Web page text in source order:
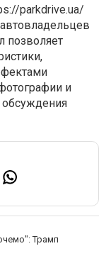
parkdrive.ua/
позволяет
и
обсуждения
Трамп